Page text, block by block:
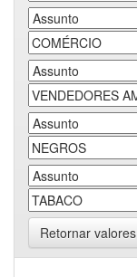
Retornar valores